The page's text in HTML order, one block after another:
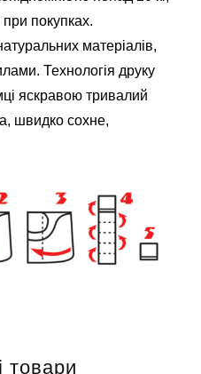
покупках.
матеріалів,
Технологія друку
яскравою тривалий
швидко сохне,
товари